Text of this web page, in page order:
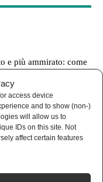
access device
and to show (non-)
will allow us to
IDs on this site. Not
affect certain features
e più ammirato: come